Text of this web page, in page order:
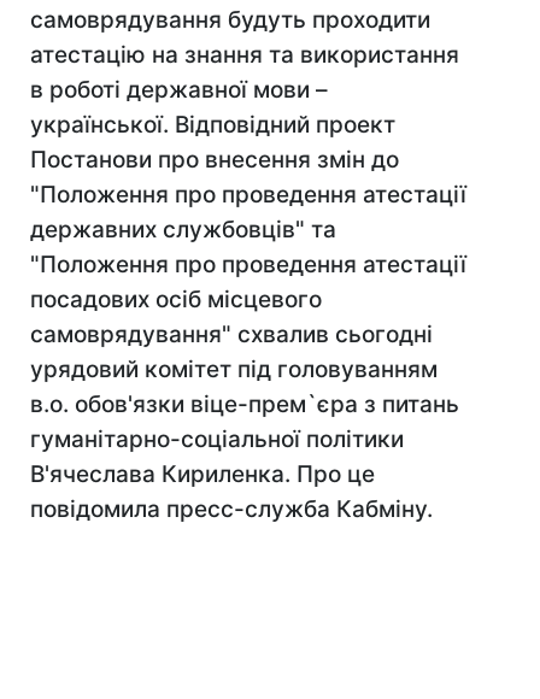
самоврядування будуть проходити
атестацію на знання та використання
в роботі державної мови –
української. Відповідний проект
Постанови про внесення змін до
"Положення про проведення атестації
державних службовців" та
"Положення про проведення атестації
посадових осіб місцевого
самоврядування" схвалив сьогодні
урядовий комітет під головуванням
в.о. обов'язки віце-прем`єра з питань
гуманітарно-соціальної політики
В'ячеслава Кириленка. Про це
повідомила пресс-служба Кабміну.